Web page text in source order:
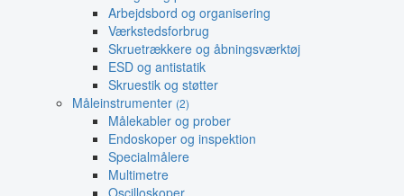
Arbejdsbord og organisering
Værkstedsforbrug
Skruetrækkere og åbningsværktøj
ESD og antistatik
Skruestik og støtter
Måleinstrumenter (2)
Målekabler og prober
Endoskoper og inspektion
Specialmålere
Multimetre
Oscilloskoper